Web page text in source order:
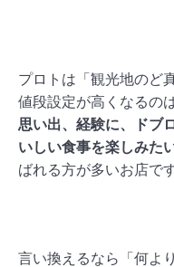
プロトは「観光地のど
値段設定が高くなるの
思い出、経験に、ドブ
いしい食事を楽しみた
ばれる方が多いお店です
言い換えるなら「何よ